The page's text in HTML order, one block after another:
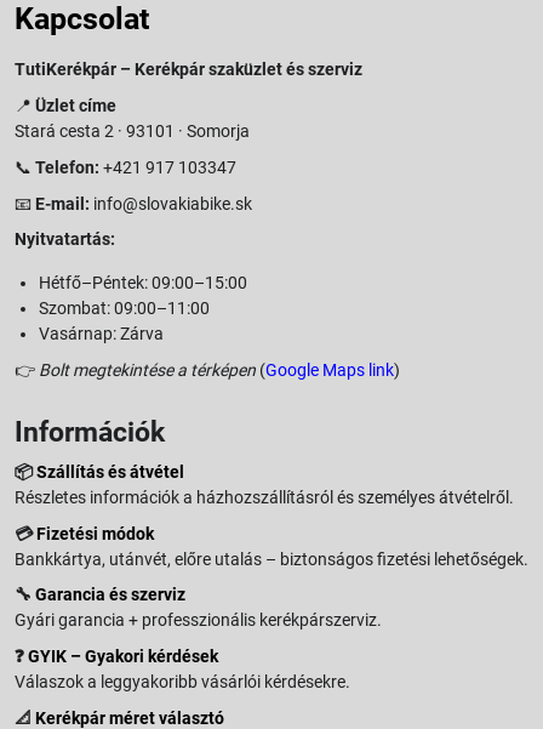
Kapcsolat
TutiKerékpár – Kerékpár szaküzlet és szerviz
📍 Üzlet címe
Stará cesta 2 · 93101 · Somorja
📞 Telefon: +421 917 103347
📧 E-mail: info@slovakiabike.sk
Nyitvatartás:
Hétfő–Péntek: 09:00–15:00
Szombat: 09:00–11:00
Vasárnap: Zárva
👉 Bolt megtekintése a térképen (Google Maps link)
Információk
📦Szállítás és átvétel
Részletes információk a házhozszállításról és személyes átvételről.
💳Fizetési módok
Bankkártya, utánvét, előre utalás – biztonságos fizetési lehetőségek.
🔧 Garancia és szerviz
Gyári garancia + professzionális kerékpárszerviz.
❓GYIK – Gyakori kérdések
Válaszok a leggyakoribb vásárlói kérdésekre.
📐 Kerékpár méret választó